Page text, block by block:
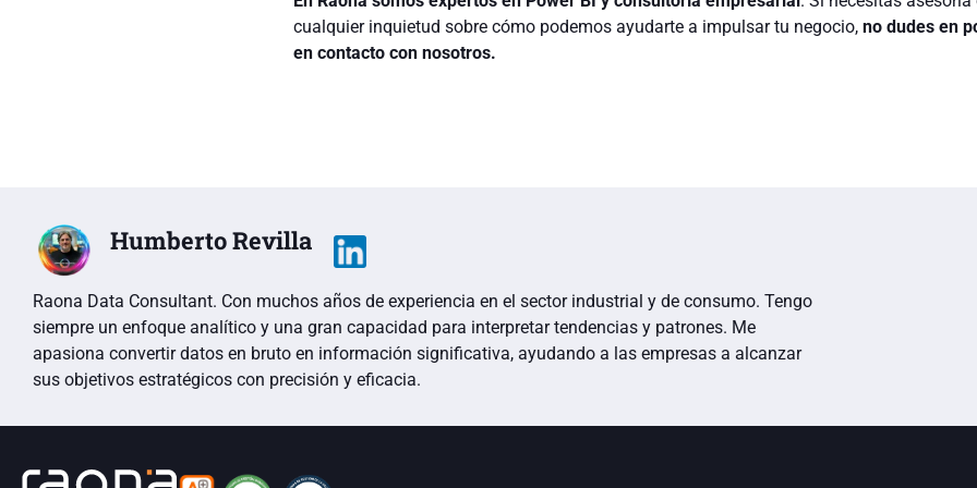
cualquier inquietud sobre cómo podemos ayudarte a impulsar tu negocio, no dudes en
en contacto con nosotros.
Humberto Revilla
Raona Data Consultant. Con muchos años de experiencia en el sector industrial y de consumo. Tengo
siempre un enfoque analítico y una gran capacidad para interpretar tendencias y patrones. Me
apasiona convertir datos en bruto en información significativa, ayudando a las empresas a alcanzar
sus objetivos estratégicos con precisión y eficacia.